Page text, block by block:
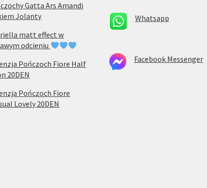
Gatta Ars Amandi
Jolanty
matt effect w
odcieniu
Pończoch Fiore Half
20DEN
Pończoch Fiore
Lovely 20DEN
Whatsapp
Facebook Messenger